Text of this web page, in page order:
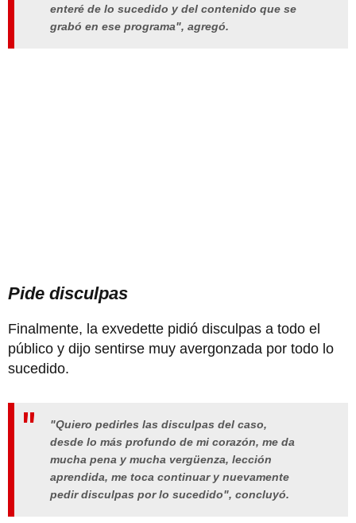
enteré de lo sucedido y del contenido que se
grabó en ese programa", agregó.
Pide disculpas
Finalmente, la exvedette pidió disculpas a todo el
público y dijo sentirse muy avergonzada por todo lo
sucedido.
"Quiero pedirles las disculpas del caso,
desde lo más profundo de mi corazón, me da
mucha pena y mucha vergüenza, lección
aprendida, me toca continuar y nuevamente
pedir disculpas por lo sucedido", concluyó.